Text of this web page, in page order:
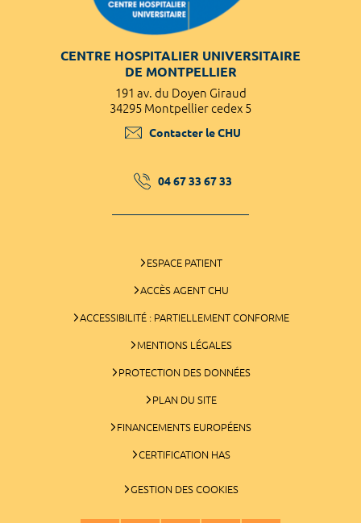
CENTRE HOSPITALIER UNIVERSITAIRE
DE MONTPELLIER
191 av. du Doyen Giraud
34295 Montpellier cedex 5
Contacter le CHU
04 67 33 67 33
ESPACE PATIENT
ACCÈS AGENT CHU
ACCESSIBILITÉ : PARTIELLEMENT CONFORME
MENTIONS LÉGALES
PROTECTION DES DONNÉES
PLAN DU SITE
FINANCEMENTS EUROPÉENS
CERTIFICATION HAS
GESTION DES COOKIES